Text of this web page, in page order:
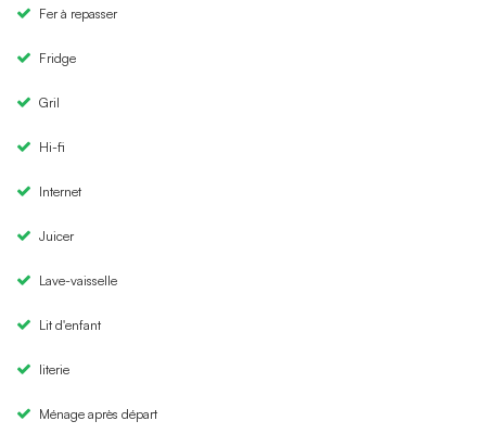
Fer à repasser
Fridge
Gril
Hi-fi
Internet
Juicer
Lave-vaisselle
Lit d'enfant
literie
Ménage après départ